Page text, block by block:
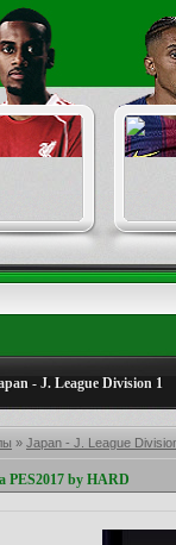
- J. League Division 1
» Japan - J. League
PES2017 by HARD